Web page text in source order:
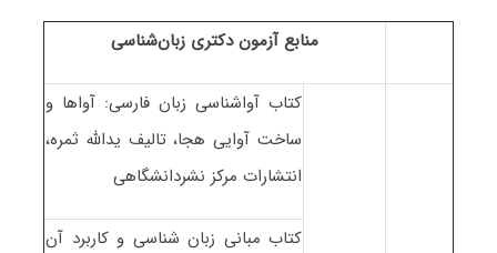
منابع آزمون دکتری زبان‌شناسی
کتاب آواشناسی زبان فارسی: آواها و
ساخت آوایی هجا، تالیف یدالله ثمره،
انتشارات مرکز نشردانشگاهی
کتاب مبانی زبان شناسی و کاربرد آن